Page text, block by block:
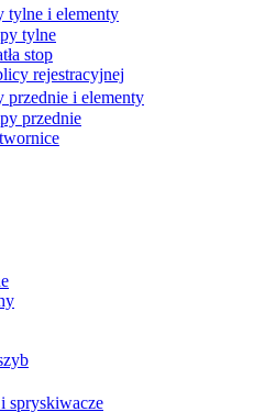
tylne i elementy
tylne
stop
rejestracyjnej
przednie i elementy
przednie
spryskiwacze